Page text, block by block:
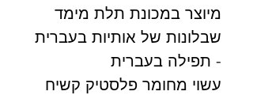
מיוצר במכונת תלת מימד
שבלונות של אותיות בעברית
- תפילה בעברית
עשוי מחומר פלסטיק קשיח